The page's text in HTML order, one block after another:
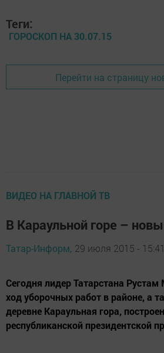
Теги:
ГОРОСКОП НА 30.07.15
Перейти на страницу
ВИДЕО НА ГЛАВНОЙ ТВ
В Караульной горе –
Татар-Информ, 29 июля 2015 - 15:41
Сегодня лидер Татарстана
ход уборочных работ в районе, а
деревне Караульная гора,
республиканской президентской